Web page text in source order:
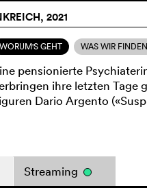
2021
WORUM'S GEHT WAS WIR FINDEN
pensionierte
ihre letzten Tage
Dario Argento
Streaming